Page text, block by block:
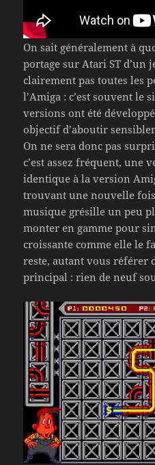
On sait généralement à
portage sur Atari ST d’un
clairement pas toutes les
l’Amiga : c’est souvent le
versions ont été
objectif d’aboutir
On ne sera donc pas
c’est assez fréquent, une
identique à la version
trouvant une nouvelle
musique grésille un peu
monter en gamme pour
croissante comme elle le
reste, autant vous référer
principal : rien de neuf